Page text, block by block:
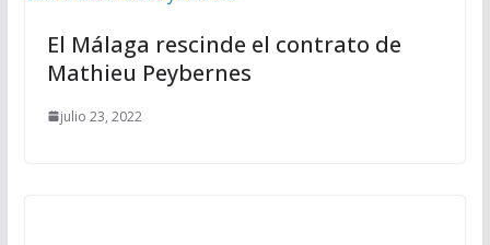
El Málaga rescinde el contrato de
Mathieu Peybernes
julio 23, 2022